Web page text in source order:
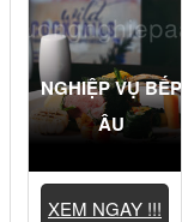
NGHIỆP VỤ BẾP
ÂU
XEM NGAY !!!